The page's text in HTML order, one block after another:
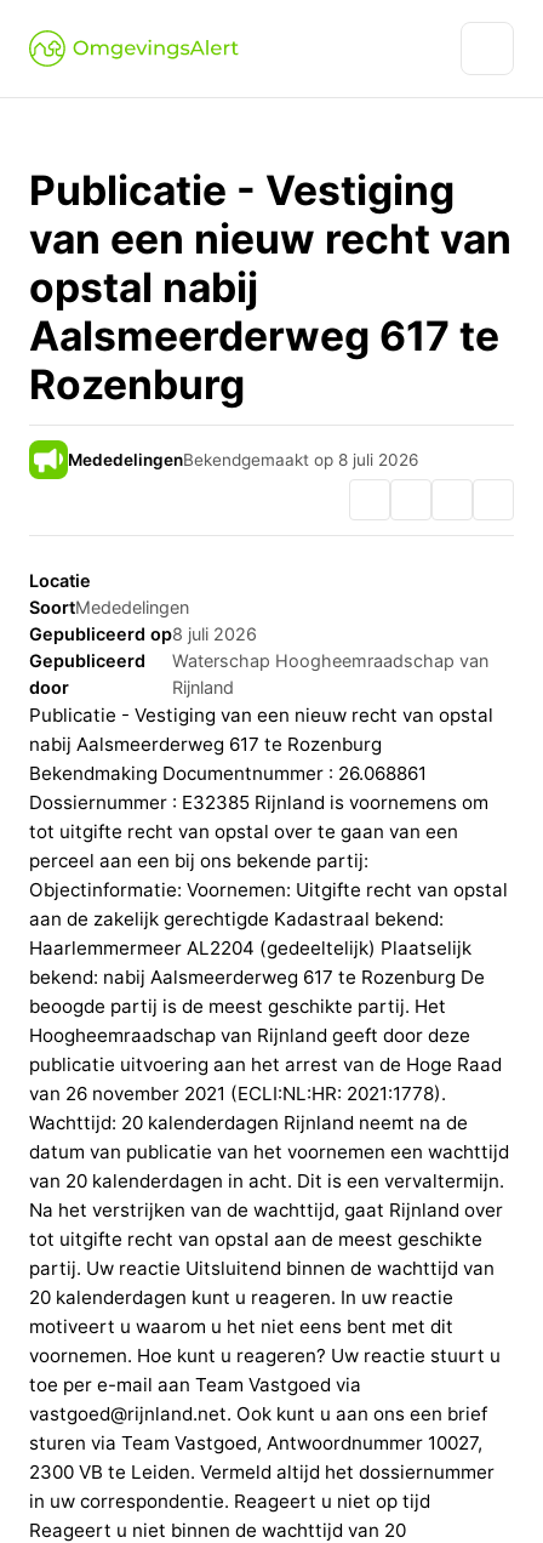
Publicatie - Vestiging
van een nieuw recht van
opstal nabij
Aalsmeerderweg 617 te
Rozenburg
MededelingenBekendgemaakt op 8 juli 2026
Locatie
SoortMededelingen
Gepubliceerd op8 juli 2026
Gepubliceerd
door
Waterschap Hoogheemraadschap van
Rijnland
Publicatie - Vestiging van een nieuw recht van opstal
nabij Aalsmeerderweg 617 te Rozenburg
Bekendmaking Documentnummer : 26.068861
Dossiernummer : E32385 Rijnland is voornemens om
tot uitgifte recht van opstal over te gaan van een
perceel aan een bij ons bekende partij:
Objectinformatie: Voornemen: Uitgifte recht van opstal
aan de zakelijk gerechtigde Kadastraal bekend:
Haarlemmermeer AL2204 (gedeeltelijk) Plaatselijk
bekend: nabij Aalsmeerderweg 617 te Rozenburg De
beoogde partij is de meest geschikte partij. Het
Hoogheemraadschap van Rijnland geeft door deze
publicatie uitvoering aan het arrest van de Hoge Raad
van 26 november 2021 (ECLI:NL:HR: 2021:1778).
Wachttijd: 20 kalenderdagen Rijnland neemt na de
datum van publicatie van het voornemen een wachttijd
van 20 kalenderdagen in acht. Dit is een vervaltermijn.
Na het verstrijken van de wachttijd, gaat Rijnland over
tot uitgifte recht van opstal aan de meest geschikte
partij. Uw reactie Uitsluitend binnen de wachttijd van
20 kalenderdagen kunt u reageren. In uw reactie
motiveert u waarom u het niet eens bent met dit
voornemen. Hoe kunt u reageren? Uw reactie stuurt u
toe per e-mail aan Team Vastgoed via
vastgoed@rijnland.net. Ook kunt u aan ons een brief
sturen via Team Vastgoed, Antwoordnummer 10027,
2300 VB te Leiden. Vermeld altijd het dossiernummer
in uw correspondentie. Reageert u niet op tijd
Reageert u niet binnen de wachttijd van 20